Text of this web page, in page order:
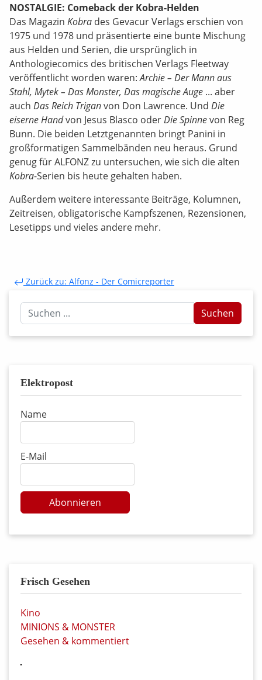
NOSTALGIE: Comeback der Kobra-Helden
Das Magazin Kobra des Gevacur Verlags erschien von
1975 und 1978 und präsentierte eine bunte Mischung
aus Helden und Serien, die ursprünglich in
Anthologiecomics des britischen Verlags Fleetway
veröffentlicht worden waren:Archie – Der Mann aus
Stahl, Mytek – Das Monster, Das magische Auge ... aber
auch Das Reich Triganvon Don Lawrence. Und Die
eiserne Handvon Jesus Blasco oderDie Spinnevon Reg
Bunn. Die beiden Letztgenannten bringt Panini in
großformatigen Sammelbänden neu heraus. Grund
genug für ALFONZ zu untersuchen, wie sich die alten
Kobra-Serien bis heute gehalten haben.
Außerdem weitere interessante Beiträge, Kolumnen,
Zeitreisen, obligatorische Kampfszenen, Rezensionen,
Lesetipps und vieles andere mehr.
Zurück zu: Alfonz - Der Comicreporter
Suchen
...
Suchen
Elektropost
Name
E-Mail
Abonnieren
Frisch Gesehen
Kino
MINIONS & MONSTER
Gesehen & kommentiert